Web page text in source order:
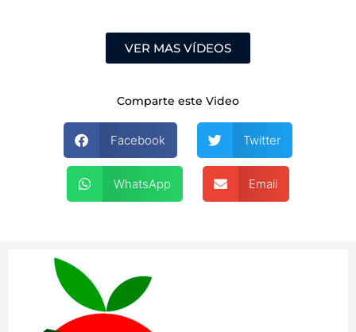
VER MAS VÍDEOS
Comparte este Video
Facebook Twitter
WhatsApp Email